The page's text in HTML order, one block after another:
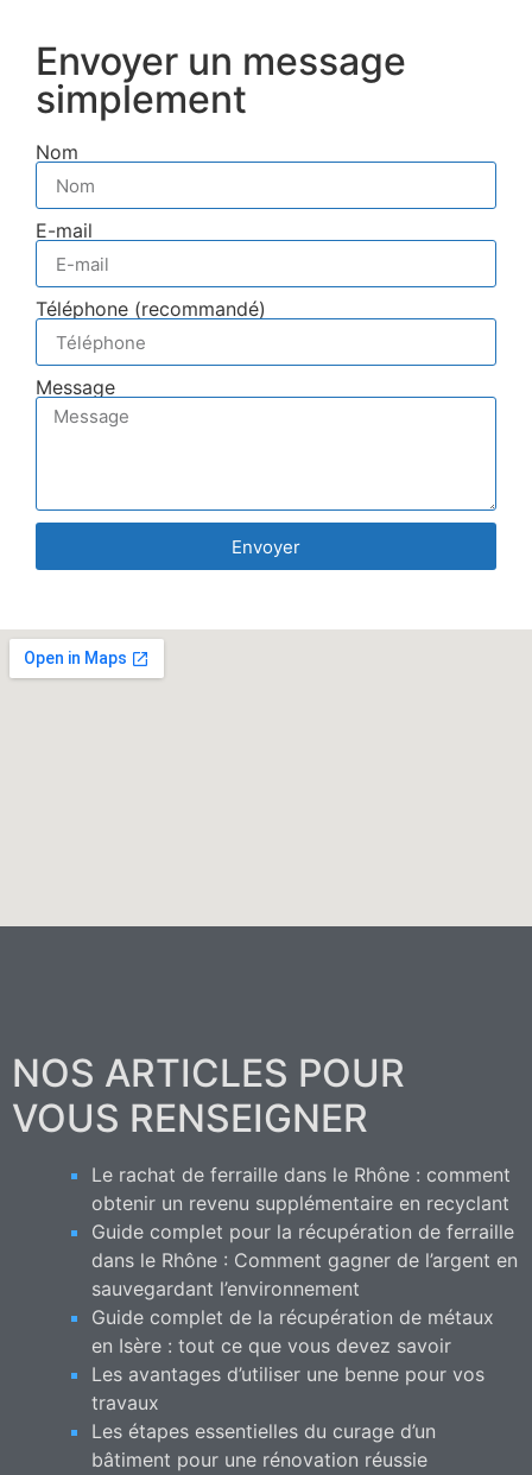
Envoyer un message
simplement
Nom
E-mail
Téléphone (recommandé)
Message
Envoyer
NOS ARTICLES POUR
VOUS RENSEIGNER
Le rachat de ferraille dans le Rhône : comment
obtenir un revenu supplémentaire en recyclant
Guide complet pour la récupération de ferraille
dans le Rhône : Comment gagner de l’argent en
sauvegardant l’environnement
Guide complet de la récupération de métaux
en Isère : tout ce que vous devez savoir
Les avantages d’utiliser une benne pour vos
travaux
Les étapes essentielles du curage d’un
bâtiment pour une rénovation réussie